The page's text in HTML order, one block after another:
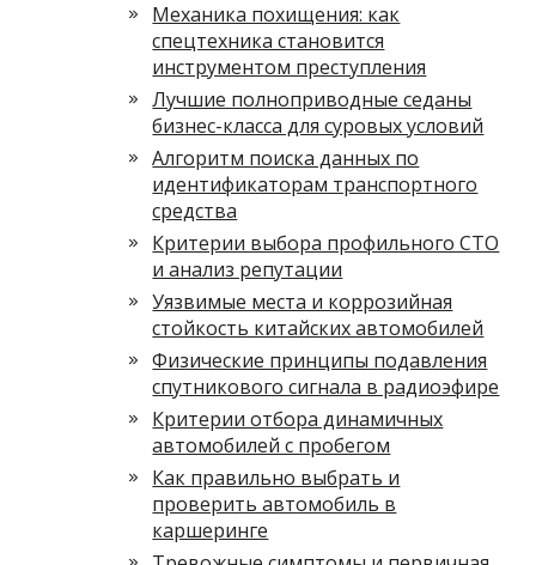
Механика похищения: как
спецтехника становится
инструментом преступления
Лучшие полноприводные седаны
бизнес-класса для суровых условий
Алгоритм поиска данных по
идентификаторам транспортного
средства
Критерии выбора профильного СТО
и анализ репутации
Уязвимые места и коррозийная
стойкость китайских автомобилей
Физические принципы подавления
спутникового сигнала в радиоэфире
Критерии отбора динамичных
автомобилей с пробегом
Как правильно выбрать и
проверить автомобиль в
каршеринге